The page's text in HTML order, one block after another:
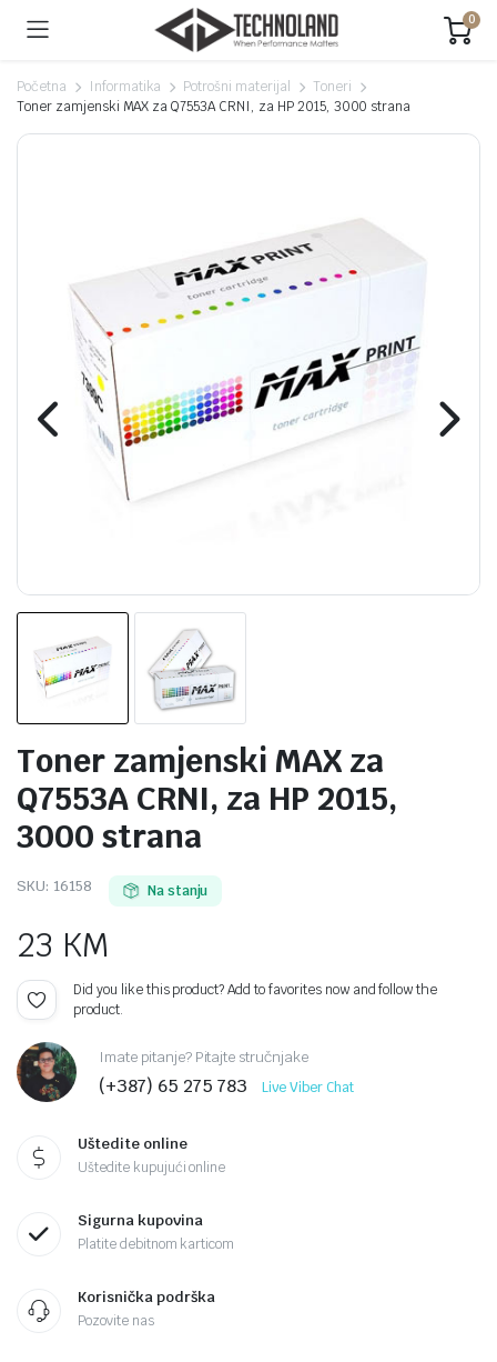
0
Početna Informatika Potrošni materijal
Toneri
Toner zamjenski MAX za Q7553A CRNI, za HP 2015, 3000 strana
Toner zamjenski MAX za
Q7553A CRNI, za HP 2015,
3000 strana
SKU: 16158 Na stanju
23 KM
Did you like this product? Add to favorites now and follow the
product.
Imate pitanje? Pitajte stručnjake
(+387) 65 275 783 Live Viber Chat
Uštedite online
Uštedite kupujući online
Sigurna kupovina
Platite debitnom karticom
Korisnička podrška
Pozovite nas